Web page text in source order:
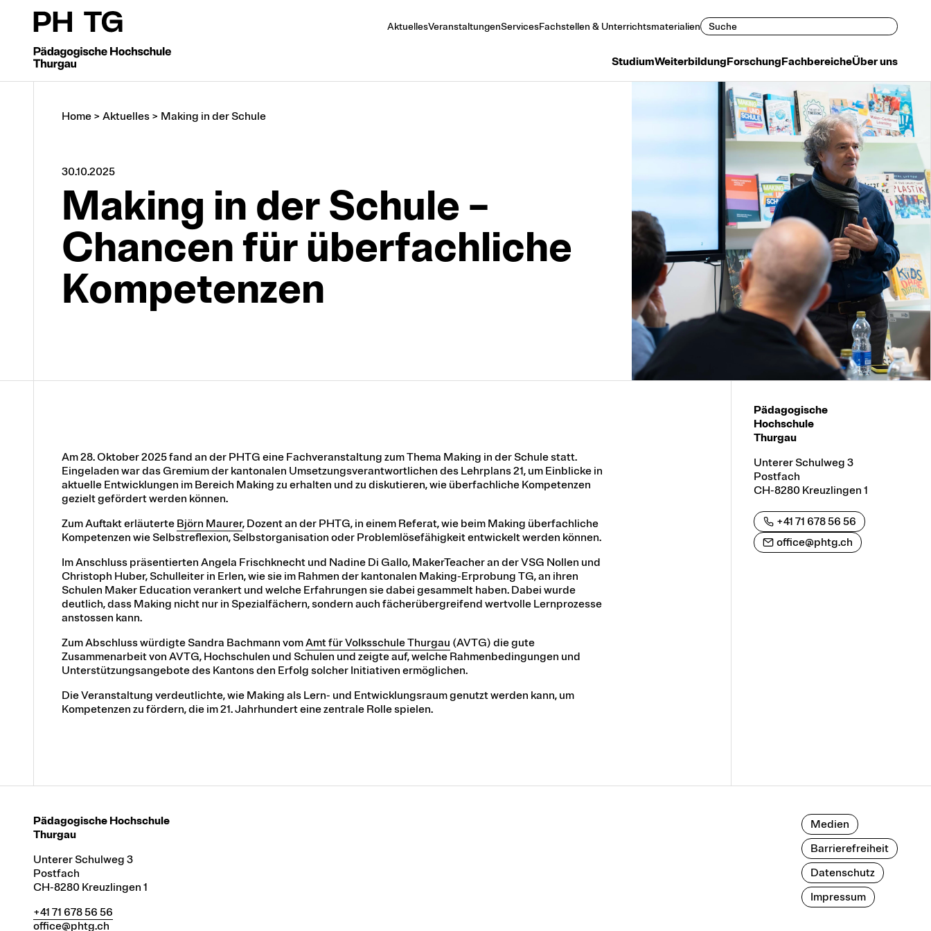
StudiumWeiterbildungForschungFachbereicheÜber uns
AktuellesVeranstaltungenServicesFachstellen & Unterrichtsmaterialien Suchen
Home > Aktuelles > Making in der Schule
30.10.2025
Making in der Schule –
Chancen für überfachliche
Kompetenzen
Am 28. Oktober 2025 fand an der PHTG eine Fachveranstaltung zum Thema Making in der Schule statt.
Eingeladen war das Gremium der kantonalen Umsetzungsverantwortlichen des Lehrplans 21, um Einblicke in
aktuelle Entwicklungen im Bereich Making zu erhalten und zu diskutieren, wie überfachliche Kompetenzen
gezielt gefördert werden können.
Zum Auftakt erläuterte Björn Maurer, Dozent an der PHTG, in einem Referat, wie beim Making überfachliche
Kompetenzen wie Selbstreflexion, Selbstorganisation oder Problemlösefähigkeit entwickelt werden können.
Im Anschluss präsentierten Angela Frischknecht und Nadine Di Gallo, MakerTeacher an der VSG Nollen und
Christoph Huber, Schulleiter in Erlen,wie sie im Rahmen der kantonalen Making-Erprobung TG, an ihren
Schulen Maker Education verankert und welche Erfahrungen sie dabei gesammelt haben. Dabei wurde
deutlich, dass Making nicht nur in Spezialfächern, sondern auch fächerübergreifend wertvolle Lernprozesse
anstossen kann.
Zum Abschluss würdigte Sandra Bachmann vomAmt für Volksschule Thurgau (AVTG) die gute
Zusammenarbeit von AVTG, Hochschulen und Schulen und zeigte auf, welche Rahmenbedingungen und
Unterstützungsangebote des Kantons den Erfolg solcher Initiativen ermöglichen.
Die Veranstaltung verdeutlichte, wie Making als Lern- und Entwicklungsraum genutzt werden kann, um
Kompetenzen zu fördern, die im 21. Jahrhundert eine zentrale Rolle spielen.
Pädagogische
Hochschule
Thurgau
Unterer Schulweg 3
Postfach
CH-8280 Kreuzlingen 1
+41 71 678 56 56
office@phtg.ch
Pädagogische Hochschule
Thurgau
Unterer Schulweg 3
Postfach
CH-8280 Kreuzlingen 1
+41 71 678 56 56
office@phtg.ch
Medien
Barrierefreiheit
Datenschutz
Impressum